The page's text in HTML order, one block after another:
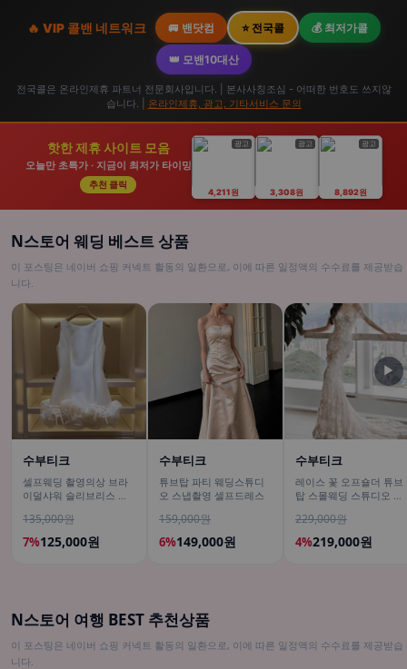
🔥 VIP 콜밴 네트워크 🚐 밴닷컴 ⭐ 전국콜 💰 최저가콜
👑 모밴10대산
전국콜은 온라인제휴 파트너 전문회사입니다. | 본사사칭조심 - 어떠한 번호도 쓰지않
습니다. |
온라인제휴, 광고, 기타서비스 문의
핫한 제휴 사이트 모음
오늘만 초특가 · 지금이 최저가 타이밍
추천 클릭
광고
4,211원
광고
3,308원
광고
8,892원
N스토어 웨딩 베스트 상품
이 포스팅은 네이버 쇼핑 커넥트 활동의 일환으로, 이에 따른 일정액의 수수료를 제공받습
니다.
수부티크
셀프웨딩 촬영의상 브라
이덜샤워 슬리브리스 러
135,000원
7%125,000원
수부티크
튜브탑 파티 웨딩스튜디
오 스냅촬영 셀프드레스
159,000원
6%149,000원
수부티크
레이스 꽃 오프숄더 튜브
탑 스몰웨딩 스튜디오 스
229,000원
4%219,000원
▶
N스토어 여행 BEST 추천상품
이 포스팅은 네이버 쇼핑 커넥트 활동의 일환으로, 이에 따른 일정액의 수수료를 제공받습
니다.